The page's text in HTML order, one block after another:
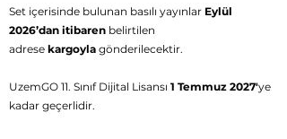
Set içerisinde bulunan basılı yayınlar Eylül
2026’dan itibaren belirtilen
adrese kargoyla gönderilecektir.
UzemGO 11. Sınıf Dijital Lisansı 1 Temmuz 2027'ye
kadar geçerlidir.